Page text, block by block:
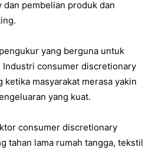
pembelian produk dan
yang berguna untuk
consumer discretionary
masyarakat merasa yakin
yang kuat.
consumer discretionary
tahan lama rumah tangga, tekstil